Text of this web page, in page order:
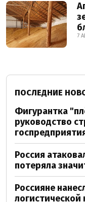
7
ПОСЛЕДНИЕ
Фигурантка
руководство
Россия
потеряла
Россияне
логистической